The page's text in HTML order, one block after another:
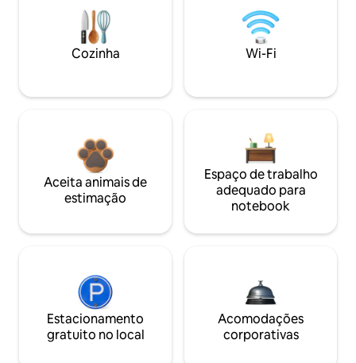
Cozinha Wi-Fi
Aceita animais de
estimação
Espaço de trabalho
adequado para
notebook
Estacionamento
gratuito no local
Acomodações
corporativas